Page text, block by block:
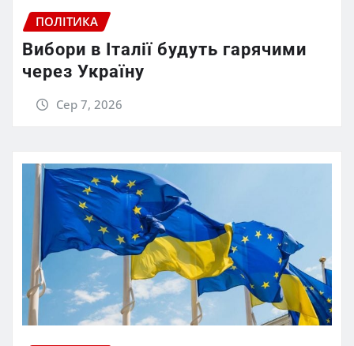
ПОЛІТИКА
Вибори в Італії будуть гарячими
через Україну
Сер 7, 2026